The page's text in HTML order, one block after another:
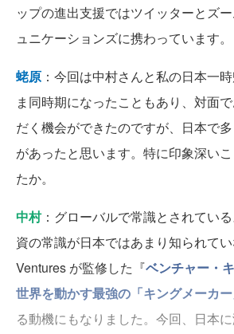
ップの進出支援ではツイッターとズ
ュニケーションズに携わっています。
蛯原 ：今回は中村さんと私の日本一
ま同時期になったこともあり、対面
だく機会ができたのですが、日本で
があったと思います。特に印象深い
たか。
中村：グローバルで常識とされてい
資の常識が日本ではあまり知られて
Ventures が監修した『ベンチャー・
世界を動かす最強の「キングメーカ
る動機にもなりました。今回、日本